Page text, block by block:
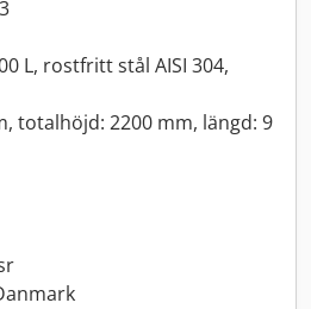
L, rostfritt stål AISI 304,
totalhöjd: 2200 mm, längd: 9